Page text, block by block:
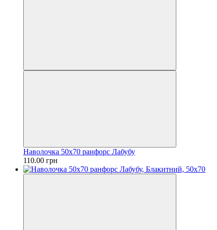
Наволочка 50х70 ранфорс Лабубу
110.00 грн